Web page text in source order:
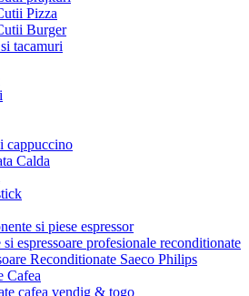
Pizza
Burger
tacamuri
cappuccino
Calda
si piese espressor
si espressoare profesionale reconditionate
Reconditionate Saeco Philips
Cafea
cafea vendig & togo